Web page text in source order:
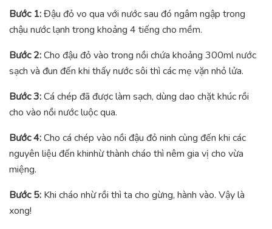
Bước 1:Đậu đỏ vo qua với nước sau đó ngâm ngập trong
chậu nước lạnh trong khoảng 4 tiếng cho mềm.
Bước 2:Cho đậu đỏ vào trong nồi chứa khoảng 300ml nước
sạch và đun đến khi thấy nước sôi thì các mẹ vặn nhỏ lửa.
Bước 3:Cá chép đã được làm sạch, dùng dao chặt khúc rồi
cho vào nồi nước luộc qua.
Bước 4:Cho cá chép vào nồi đậu đỏ ninh cùng đến khi các
nguyên liệu đến khinhừ thành cháo thì nêm gia vị cho vừa
miệng.
Bước 5: Khi cháo nhừ rồi thì ta cho gừng, hành vào. Vậy là
xong!